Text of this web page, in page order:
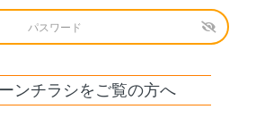
ンチラシをご覧の方へ